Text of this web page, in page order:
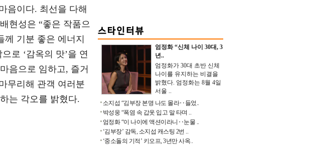
음이다. 최선을 다해
현성은 “좋은 작품으
기분 좋은 에너지
로 ‘감옥의 맛’을 연
음으로 임하고, 즐거
무리해 관객 여러분
는 각오를 밝혔다.
엄정화 “신체 나이 30대, 3
년..
엄정화가 30대 초반 신체
나이를 유지하는 비결을
밝혔다. 엄정화는 8월 4일
서울 ..
소지섭 “김부장 본명 나도 몰라‥들었..
박성웅 “폭염 속 갑옷 입고 말 타며 ..
엄정화 “이 나이에 액션이라니‥눈물 ..
‘김부장’ 감독, 소지섭 캐스팅 2번 ..
‘중소돌의 기적’ 키오프, 3년만 사옥..